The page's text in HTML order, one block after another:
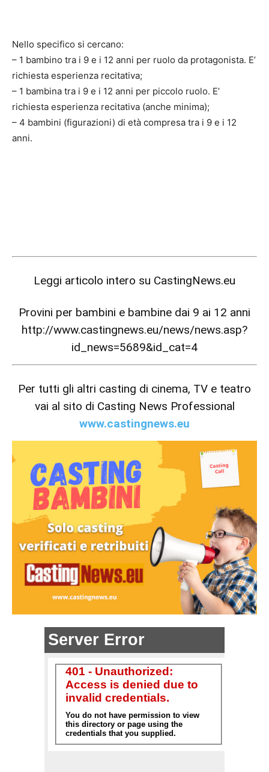
Nello specifico si cercano:
– 1 bambino tra i 9 e i 12 anni per ruolo da protagonista. E’
richiesta esperienza recitativa;
– 1 bambina tra i 9 e i 12 anni per piccolo ruolo. E’
richiesta esperienza recitativa (anche minima);
– 4 bambini (figurazioni) di età compresa tra i 9 e i 12
anni.
Leggi articolo intero su CastingNews.eu
Provini per bambini e bambine dai 9 ai 12 anni
http://www.castingnews.eu/news/news.asp?
id_news=5689&id_cat=4
Per tutti gli altri casting di cinema, TV e teatro
vai al sito di Casting News Professional
www.castingnews.eu